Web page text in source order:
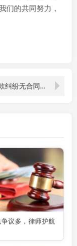
们的共同努力，
工程款纠纷无合同？律师支招，教你巧妙维权！
议多，律师护航